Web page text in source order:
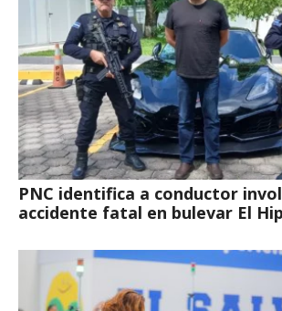
PNC identifica a conductor
accidente fatal en bulevar El